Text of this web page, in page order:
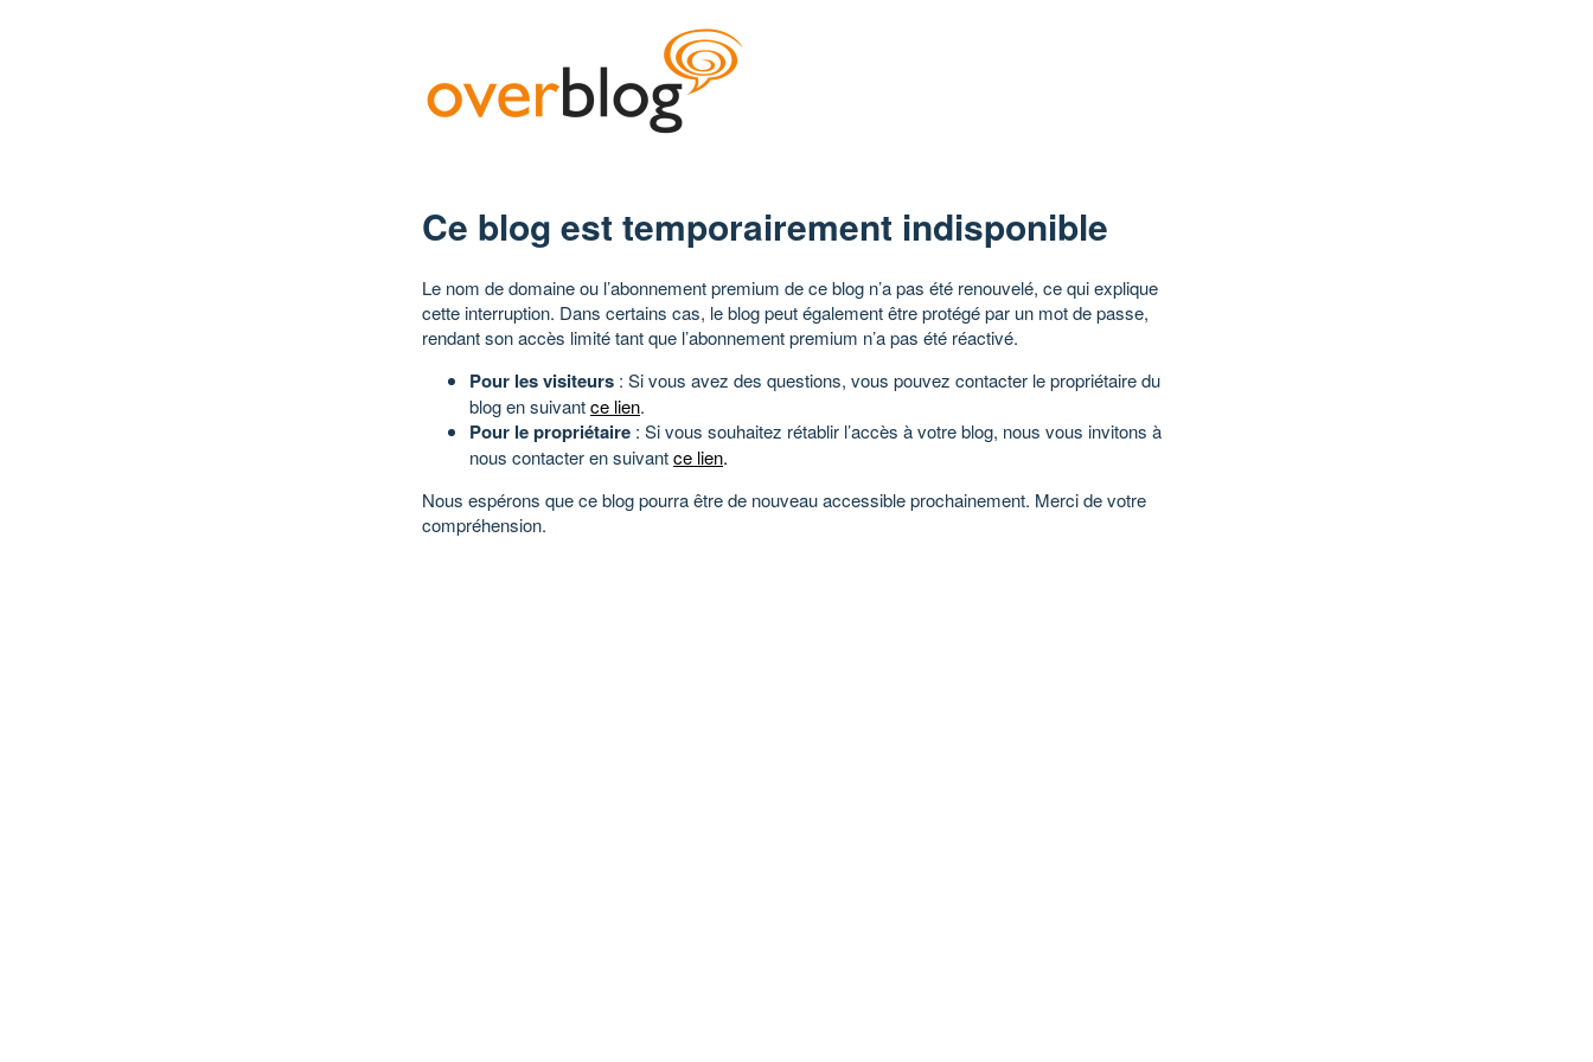
Ce blog est temporairement indisponible
Le nom de domaine ou l’abonnement premium de ce blog n’a pas été renouvelé, ce qui explique
cette interruption. Dans certains cas, le blog peut également être protégé par un mot de passe,
rendant son accès limité tant que l’abonnement premium n’a pas été réactivé.
Pour les visiteurs : Si vous avez des questions, vous pouvez contacter le propriétaire du
blog en suivantce lien.
Pour le propriétaire : Si vous souhaitez rétablir l’accès à votre blog, nous vous invitons à
nous contacter en suivantce lien.
Nous espérons que ce blog pourra être de nouveau accessible prochainement. Merci de votre
compréhension.